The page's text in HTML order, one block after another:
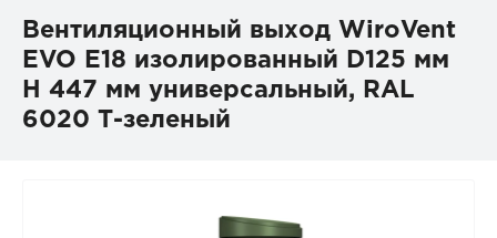
Вентиляционный выход WiroVent
EVO E18 изолированный D125 мм
Н 447 мм универсальный, RAL
6020 Т-зеленый